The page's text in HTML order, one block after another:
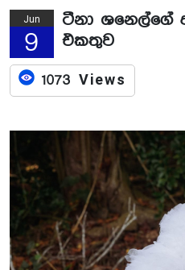
Jun
9
ටීනා ශනෙල්ගේ
එකතුව
1073 Views